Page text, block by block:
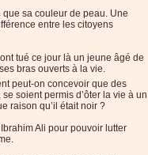
que sa couleur de peau. Une
entre les citoyens
tué ce jour là un jeune âgé de
bras ouverts à la vie.
peut-on concevoir que des
soient permis d’ôter la vie à un
raison qu’il était noir ?
Ali pour pouvoir lutter